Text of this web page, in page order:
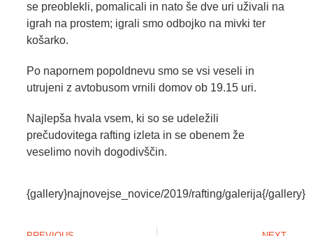
se preoblekli, pomalicali in nato še dve uri uživali na
igrah na prostem; igrali smo odbojko na mivki ter
košarko.
Po napornem popoldnevu smo se vsi veseli in
utrujeni z avtobusom vrnili domov ob 19.15 uri.
Najlepša hvala vsem, ki so se udeležili
prečudovitega rafting izleta in se obenem že
veselimo novih dogodivščin.
{gallery}najnovejse_novice/2019/rafting/galerija{/gallery}